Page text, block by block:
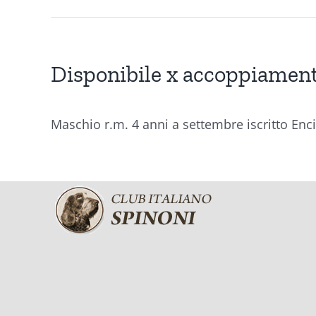
Disponibile x
Maschio r.m. 4 anni a settembre iscritto